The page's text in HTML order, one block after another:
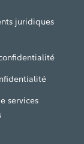
juridiques
services